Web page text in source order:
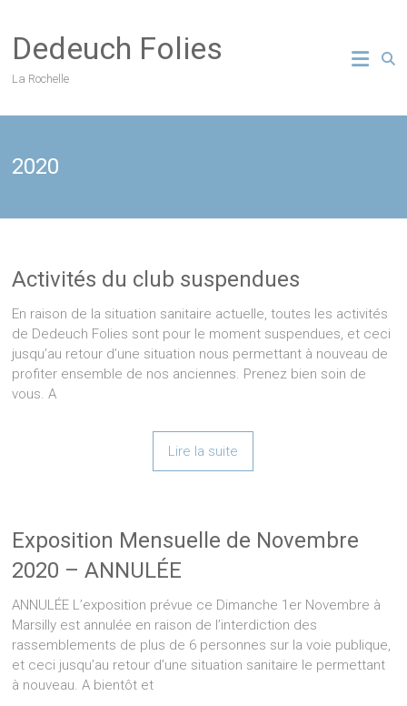
content
Dedeuch Folies
La Rochelle
2020
Activités du club suspendues
En raison de la situation sanitaire actuelle, toutes les activités
de Dedeuch Folies sont pour le moment suspendues, et ceci
jusqu’au retour d’une situation nous permettant à nouveau de
profiter ensemble de nos anciennes. Prenez bien soin de
vous. A
Lire la suite
Exposition Mensuelle de Novembre
2020 – ANNULÉE
ANNULÉE L’exposition prévue ce Dimanche 1er Novembre à
Marsilly est annulée en raison de l’interdiction des
rassemblements de plus de 6 personnes sur la voie publique,
et ceci jusqu’au retour d’une situation sanitaire le permettant
à nouveau. A bientôt et